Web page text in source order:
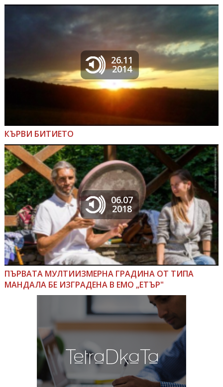
26.11
2014
КЪРВИ БИТИЕТО
06.07
2018
ПЪРВАТА МУЛТИИЗМЕРНА ГРАДИНА ОТ ТИПА
МАНДАЛА БЕ ИЗГРАДЕНА В ЕМО „ЕТЪР"